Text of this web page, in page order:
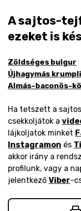
A sajtos-
ezeket is
Zöldséges bulgur
Újhagymás
Almás-baconös-
Ha tetszett a
csekkoljátok a
lájkoljatok minket
Instagramon és
akkor irány a
profilunk, vagy a
jelentkező Viber-